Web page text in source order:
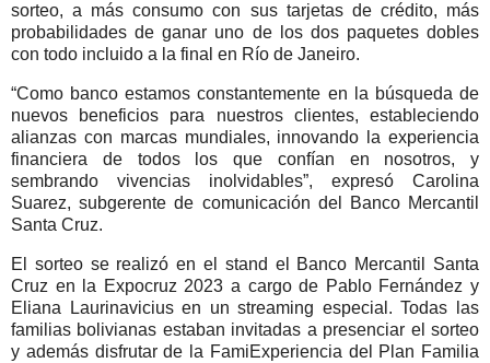
sorteo, a más consumo con sus tarjetas de crédito, más
probabilidades de ganar uno de los dos paquetes dobles
con todo incluido a la final en Río de Janeiro.
“Como banco estamos constantemente en la búsqueda de
nuevos beneficios para nuestros clientes, estableciendo
alianzas con marcas mundiales, innovando la experiencia
financiera de todos los que confían en nosotros, y
sembrando vivencias inolvidables”, expresó Carolina
Suarez, subgerente de comunicación del Banco Mercantil
Santa Cruz.
El sorteo se realizó en el stand el Banco Mercantil Santa
Cruz en la Expocruz 2023 a cargo de Pablo Fernández y
Eliana Laurinavicius en un streaming especial. Todas las
familias bolivianas estaban invitadas a presenciar el sorteo
y además disfrutar de la FamiExperiencia del Plan Familia